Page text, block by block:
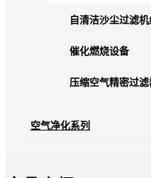
自清洁沙尘过滤机
催化燃烧设备
压缩空气精密过滤
空气净化系列